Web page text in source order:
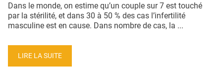
QUI SOMMES-NOUS ?
CONDITIONS GÉNÉRALES
Dans le monde, on estime qu’un couple sur 7 est touché
par la stérilité, et dans 30 à 50 % des cas l’infertilité
masculine est en cause. Dans nombre de cas, la ...
LIRE LA SUITE